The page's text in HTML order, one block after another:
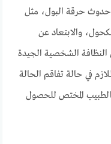
حدوث حرقة البول، مثل
والابتعاد عن
النظافة الشخصية الجيدة
في حالة تفاقم الحالة
الطبيب المختص للحصول